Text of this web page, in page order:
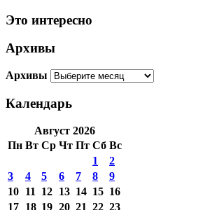
Это интересно
Архивы
Архивы
Календарь
Август 2026
Пн Вт Ср Чт Пт Сб Вс
1
2
3
4 5 6 7 8
9
10 11 12 13 14 15 16
17 18 19 20 21 22 23